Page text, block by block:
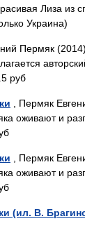
Лиза из
Украина)
Пермяк (2014)
руб
, Пермяк
оживают и
, Пермяк
оживают и
(ил. В.